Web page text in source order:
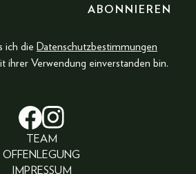
ich die Datenschutzbestimmungen
ihrer Verwendung einverstanden bin.
TEAM
OFFENLEGUNG
IMPRESSUM